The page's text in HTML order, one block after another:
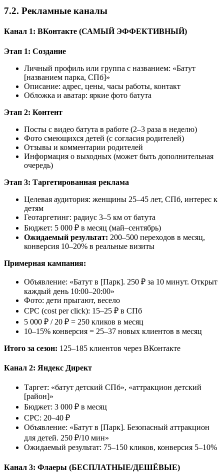
7.2. Рекламные каналы
Канал 1: ВКонтакте (САМЫЙ ЭФФЕКТИВНЫЙ)
Этап 1: Создание
Личный профиль или группа с названием: «Батут
[названием парка, СПб]»
Описание: адрес, цены, часы работы, контакт
Обложка и аватар: яркие фото батута
Этап 2: Контент
Посты с видео батута в работе (2–3 раза в неделю)
Фото смеющихся детей (с согласия родителей)
Отзывы и комментарии родителей
Информация о выходных (может быть дополнительная
очередь)
Этап 3: Таргетированная реклама
Целевая аудитория: женщины 25–45 лет, СПб, интерес к
детям
Геотаргетинг: радиус 3–5 км от батута
Бюджет: 5 000 ₽ в месяц (май–сентябрь)
Ожидаемый результат: 200–500 переходов в месяц,
конверсия 10–20% в реальные визиты
Примерная кампания:
Объявление: «Батут в [Парк]. 250 ₽ за 10 минут. Открыт
каждый день 10:00–20:00»
Фото: дети прыгают, весело
CPC (cost per click): 15–25 ₽ в СПб
5 000 ₽ / 20 ₽ = 250 кликов в месяц
10–15% конверсия = 25–37 новых клиентов в месяц
Итого за сезон: 125–185 клиентов через ВКонтакте
Канал 2: Яндекс Директ
Таргет: «батут детский СПб», «аттракцион детский
[район]»
Бюджет: 3 000 ₽ в месяц
CPC: 20–40 ₽
Объявление: «Батут в [Парк]. Безопасный аттракцион
для детей. 250 ₽/10 мин»
Ожидаемый результат: 75–150 кликов, конверсия 5–10%
Канал 3: Флаеры (БЕСПЛАТНЫЕ/ДЕШЁВЫЕ)